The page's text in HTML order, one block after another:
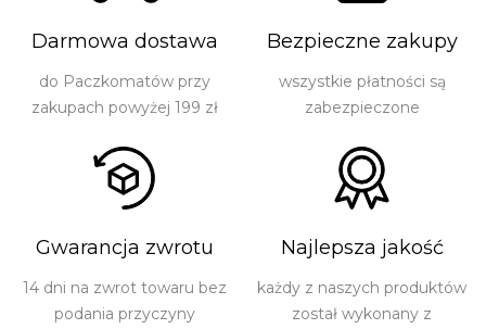
Darmowa dostawa
do Paczkomatów przy
zakupach powyżej 199 zł
Bezpieczne zakupy
wszystkie płatności są
zabezpieczone
Gwarancja zwrotu
14 dni na zwrot towaru bez
podania przyczyny
Najlepsza jakość
każdy z naszych produktów
został wykonany z